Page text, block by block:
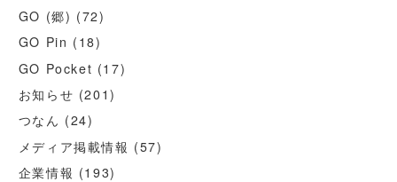
GO (郷) (72)
GO Pin (18)
GO Pocket (17)
お知らせ (201)
つなん (24)
メディア掲載情報 (57)
企業情報 (193)